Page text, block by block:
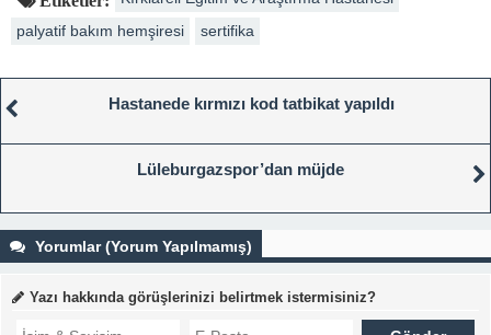
palyatif bakım hemşiresi
sertifika
Hastanede kırmızı kod tatbikat yapıldı
Lüleburgazspor’dan müjde
Yorumlar (Yorum Yapılmamış)
Yazı hakkında görüşlerinizi belirtmek istermisiniz?